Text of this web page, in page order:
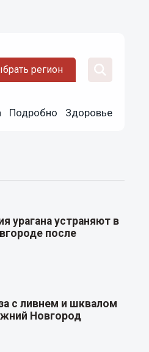
регион
Подробно Здоровье
урагана устраняют в
после
с ливнем и шквалом
Новгород